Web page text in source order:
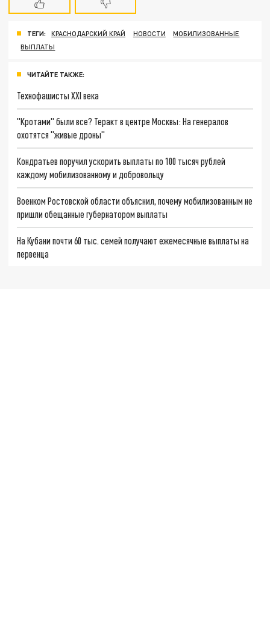
ТЕГИ: КРАСНОДАРСКИЙ КРАЙ НОВОСТИ
МОБИЛИЗОВАННЫЕ
ВЫПЛАТЫ
ЧИТАЙТЕ ТАКЖЕ:
Технофашисты XXI века
"Кротами" были все? Теракт в центре Москвы: На генералов
охотятся "живые дроны"
Кондратьев поручил ускорить выплаты по 100 тысяч рублей
каждому мобилизованному и добровольцу
Военком Ростовской области объяснил, почему мобилизованным не
пришли обещанные губернатором выплаты
На Кубани почти 60 тыс. семей получают ежемесячные выплаты на
первенца